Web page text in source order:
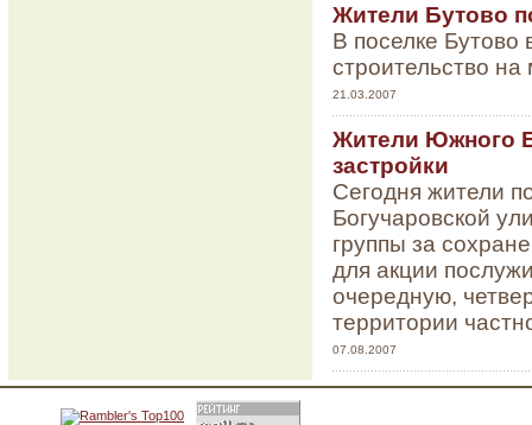
Жители Бутово
В поселке Бутово
строительство
21.03.2007
Жители Южного
застройки
Сегодня жители
Богучаровской
группы за
для акции
очередную,
территории
07.08.2007